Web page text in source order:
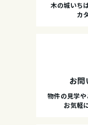
木の城いち
カ
お
物件の見学
お気軽